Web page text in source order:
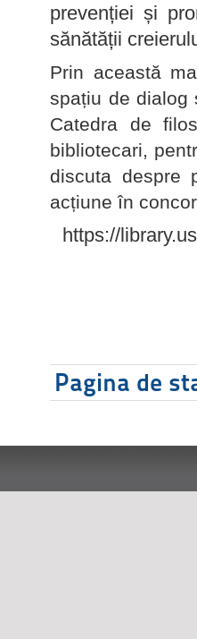
prevenției și
sănătății
Prin această
spațiu de dialog
Catedra de
bibliotecari,
discuta despre
acțiune în
https://
Pagina de